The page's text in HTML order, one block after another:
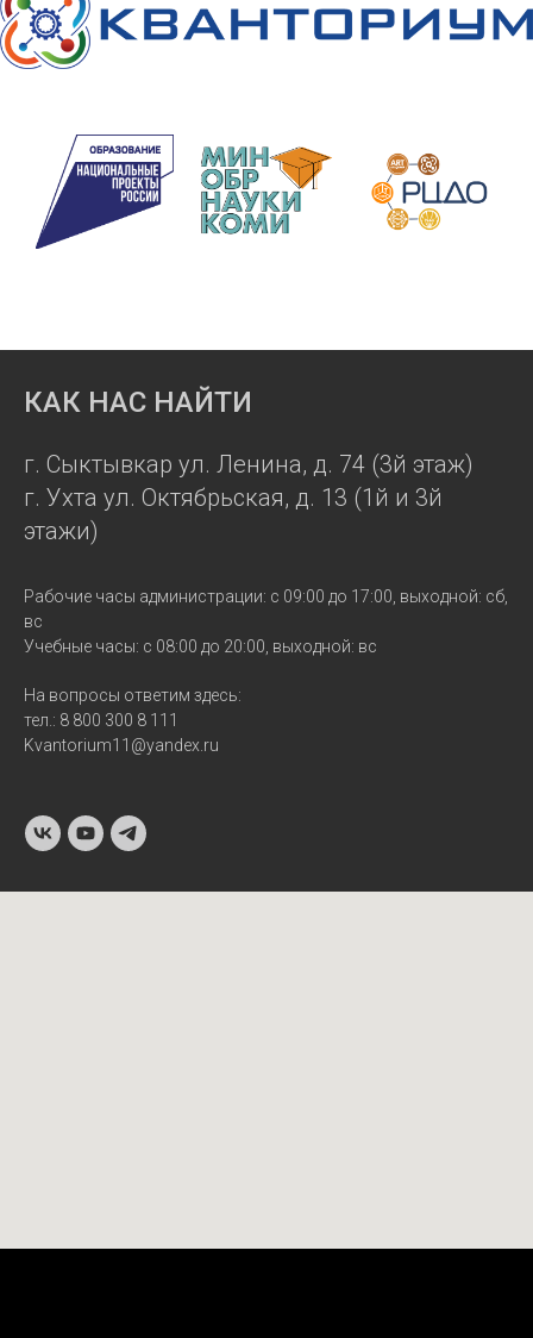
КАК НАС НАЙТИ
г. Сыктывкар ул. Ленина, д. 74 (3й этаж)
г. Ухта ул. Октябрьская, д. 13 (1й и 3й
этажи)
Рабочие часы администрации: с 09:00 до 17:00, выходной: сб,
вс
Учебные часы: с 08:00 до 20:00, выходной: вс
На вопросы ответим здесь:
тел.: 8 800 300 8 111
Kvantorium11@yandex.ru